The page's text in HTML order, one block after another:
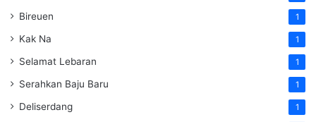
Bireuen 1
Kak Na 1
Selamat Lebaran 1
Serahkan Baju Baru 1
Deliserdang 1